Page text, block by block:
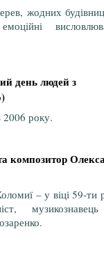
жодних
день людей з
2006 року.
композитор
– у віці 59-ти